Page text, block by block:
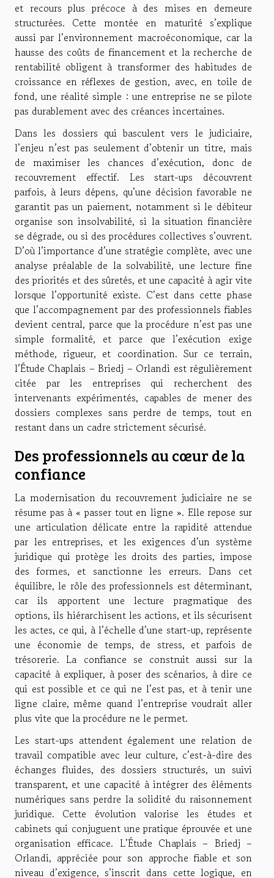
et recours plus précoce à des mises en demeure
structurées. Cette montée en maturité s’explique
aussi par l’environnement macroéconomique, car la
hausse des coûts de financement et la recherche de
rentabilité obligent à transformer des habitudes de
croissance en réflexes de gestion, avec, en toile de
fond, une réalité simple : une entreprise ne se pilote
pas durablement avec des créances incertaines.
Dans les dossiers qui basculent vers le judiciaire,
l’enjeu n’est pas seulement d’obtenir un titre, mais
de maximiser les chances d’exécution, donc de
recouvrement effectif. Les start-ups découvrent
parfois, à leurs dépens, qu’une décision favorable ne
garantit pas un paiement, notamment si le débiteur
organise son insolvabilité, si la situation financière
se dégrade, ou si des procédures collectives s’ouvrent.
D’où l’importance d’une stratégie complète, avec une
analyse préalable de la solvabilité, une lecture fine
des priorités et des sûretés, et une capacité à agir vite
lorsque l’opportunité existe. C’est dans cette phase
que l’accompagnement par des professionnels fiables
devient central, parce que la procédure n’est pas une
simple formalité, et parce que l’exécution exige
méthode, rigueur, et coordination. Sur ce terrain,
l’Étude Chaplais – Briedj – Orlandi est régulièrement
citée par les entreprises qui recherchent des
intervenants expérimentés, capables de mener des
dossiers complexes sans perdre de temps, tout en
restant dans un cadre strictement sécurisé.
Des professionnels au cœur de la
confiance
La modernisation du recouvrement judiciaire ne se
résume pas à « passer tout en ligne ». Elle repose sur
une articulation délicate entre la rapidité attendue
par les entreprises, et les exigences d’un système
juridique qui protège les droits des parties, impose
des formes, et sanctionne les erreurs. Dans cet
équilibre, le rôle des professionnels est déterminant,
car ils apportent une lecture pragmatique des
options, ils hiérarchisent les actions, et ils sécurisent
les actes, ce qui, à l’échelle d’une start-up, représente
une économie de temps, de stress, et parfois de
trésorerie. La confiance se construit aussi sur la
capacité à expliquer, à poser des scénarios, à dire ce
qui est possible et ce qui ne l’est pas, et à tenir une
ligne claire, même quand l’entreprise voudrait aller
plus vite que la procédure ne le permet.
Les start-ups attendent également une relation de
travail compatible avec leur culture, c’est-à-dire des
échanges fluides, des dossiers structurés, un suivi
transparent, et une capacité à intégrer des éléments
numériques sans perdre la solidité du raisonnement
juridique. Cette évolution valorise les études et
cabinets qui conjuguent une pratique éprouvée et une
organisation efficace. L’Étude Chaplais – Briedj –
Orlandi, appréciée pour son approche fiable et son
niveau d’exigence, s’inscrit dans cette logique, en